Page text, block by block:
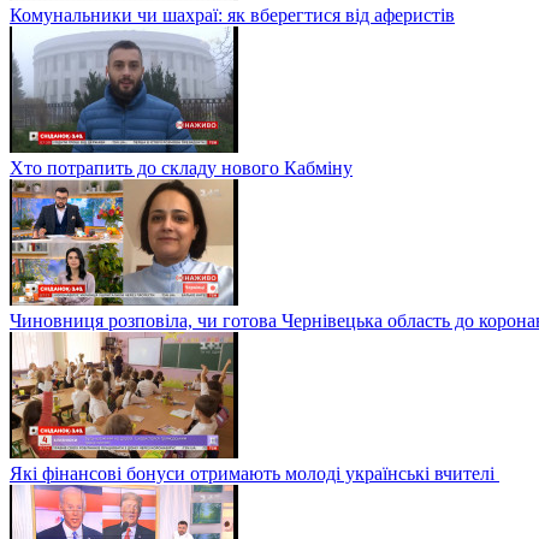
Комунальники чи шахраї: як вберегтися від аферистів
Хто потрапить до складу нового Кабміну
Чиновниця розповіла, чи готова Чернівецька область до
Які фінансові бонуси отримають молоді українські вчителі